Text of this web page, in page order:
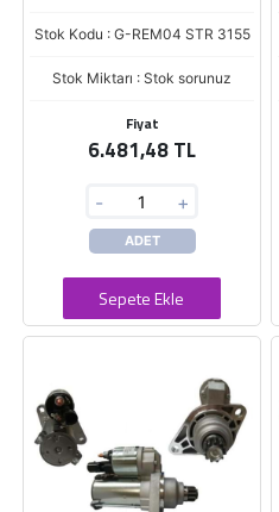
Stok Kodu : G-REM04 STR 3155
Stok Miktarı : Stok sorunuz
Fiyat
6.481,48 TL
- +
ADET
Sepete Ekle